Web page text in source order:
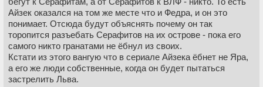
Айзек оказался на том же месте что и Федра, и он это
понимает. Отсюда будут объяснять почему он так
торопится разъебать Серафитов на их острове - пока его
самого никто гранатами не ёбнул из своих.
Кстати из этого вангую что в сериале Айзека ёбнет не Яра,
а его же люди собственные, когда он будет пытаться
застрелить Льва.